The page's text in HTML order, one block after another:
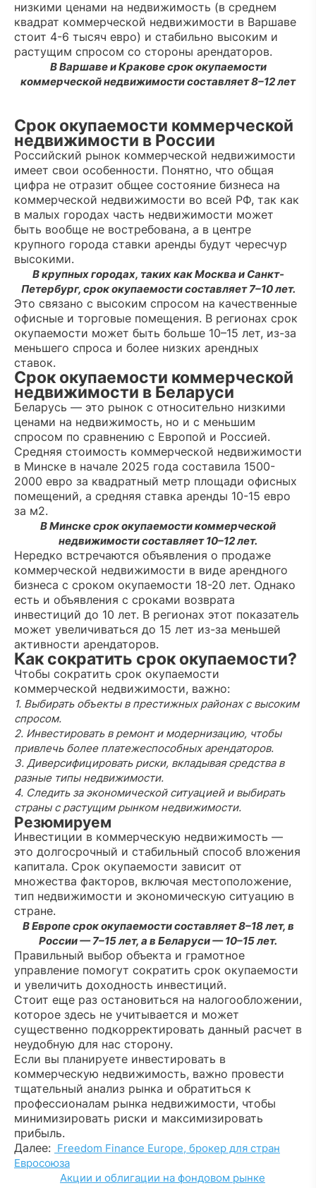
низкими ценами на недвижимость (в среднем
квадрат коммерческой недвижимости в Варшаве
стоит 4-6 тысяч евро) и стабильно высоким и
растущим спросом со стороны арендаторов.
В Варшаве и Кракове срок окупаемости
коммерческой недвижимости составляет 8–12 лет
Срок окупаемости коммерческой
недвижимости в России
Российский рынок коммерческой недвижимости
имеет свои особенности. Понятно, что общая
цифра не отразит общее состояние бизнеса на
коммерческой недвижимости во всей РФ, так как
в малых городах часть недвижимости может
быть вообще не востребована, а в центре
крупного города ставки аренды будут чересчур
высокими.
В крупных городах, таких как Москва и Санкт-
Петербург, срок окупаемости составляет 7–10 лет.
Это связано с высоким спросом на качественные
офисные и торговые помещения. В регионах срок
окупаемости может быть больше 10–15 лет, из-за
меньшего спроса и более низких арендных
ставок.
Срок окупаемости коммерческой
недвижимости в Беларуси
Беларусь — это рынок с относительно низкими
ценами на недвижимость, но и с меньшим
спросом по сравнению с Европой и Россией.
Средняя стоимость коммерческой недвижимости
в Минске в начале 2025 года составила 1500-
2000 евро за квадратный метр площади офисных
помещений, а средняя ставка аренды 10-15 евро
за м2.
В Минске срок окупаемости коммерческой
недвижимости составляет 10–12 лет.
Нередко встречаются объявления о продаже
коммерческой недвижимости в виде арендного
бизнеса с сроком окупаемости 18-20 лет. Однако
есть и объявления с сроками возврата
инвестиций до 10 лет. В регионах этот показатель
может увеличиваться до 15 лет из-за меньшей
активности арендаторов.
Как сократить срок окупаемости?
Чтобы сократить срок окупаемости
коммерческой недвижимости, важно:
1. Выбирать объекты в престижных районах с высоким
спросом.
2. Инвестировать в ремонт и модернизацию, чтобы
привлечь более платежеспособных арендаторов.
3. Диверсифицировать риски, вкладывая средства в
разные типы недвижимости.
4. Следить за экономической ситуацией и выбирать
страны с растущим рынком недвижимости.
Резюмируем
Инвестиции в коммерческую недвижимость —
это долгосрочный и стабильный способ вложения
капитала. Срок окупаемости зависит от
множества факторов, включая местоположение,
тип недвижимости и экономическую ситуацию в
стране.
В Европе срок окупаемости составляет 8–18 лет, в
России — 7–15 лет, а в Беларуси — 10–15 лет.
Правильный выбор объекта и грамотное
управление помогут сократить срок окупаемости
и увеличить доходность инвестиций.
Стоит еще раз остановиться на налогообложении,
которое здесь не учитывается и может
существенно подкорректировать данный расчет в
неудобную для нас сторону.
Если вы планируете инвестировать в
коммерческую недвижимость, важно провести
тщательный анализ рынка и обратиться к
профессионалам рынка недвижимости, чтобы
минимизировать риски и максимизировать
прибыль.
Далее: Freedom Finance Europe, брокер для стран
Евросоюза
Акции и облигации на фондовом рынке